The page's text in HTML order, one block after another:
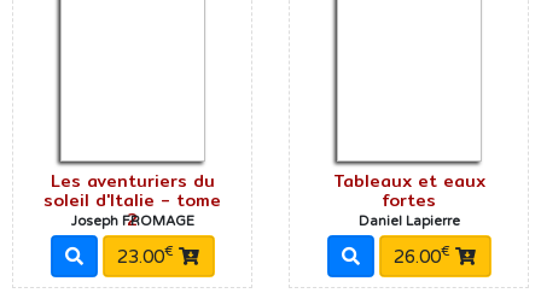
Les aventuriers du
soleil d'Italie - tome
2
Joseph FROMAGE
23.00€
Tableaux et eaux
fortes
Daniel Lapierre
26.00€